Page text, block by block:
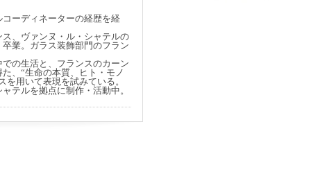
ーディネーターの経歴を経
、ヴァンヌ・ル・シャテルの
業。ガラス装飾部門のフラン
の生活と、フランスのカーン
、“生命の本質、ヒト・モノ
用いて表現を試みている。
テルを拠点に制作・活動中。